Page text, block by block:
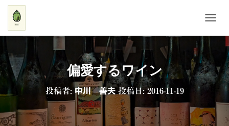
ビ
シ
ョ
ン
り
替
偏愛するワイン
投稿者: 中川 善夫投稿日:2016-11-19